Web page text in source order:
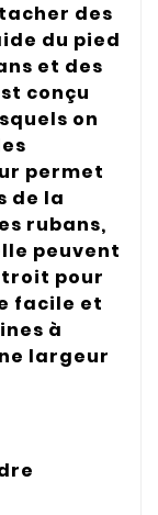
des
du pied
et des
conçu
on
permet
de la
rubans,
peuvent
pour
facile et
à
largeur